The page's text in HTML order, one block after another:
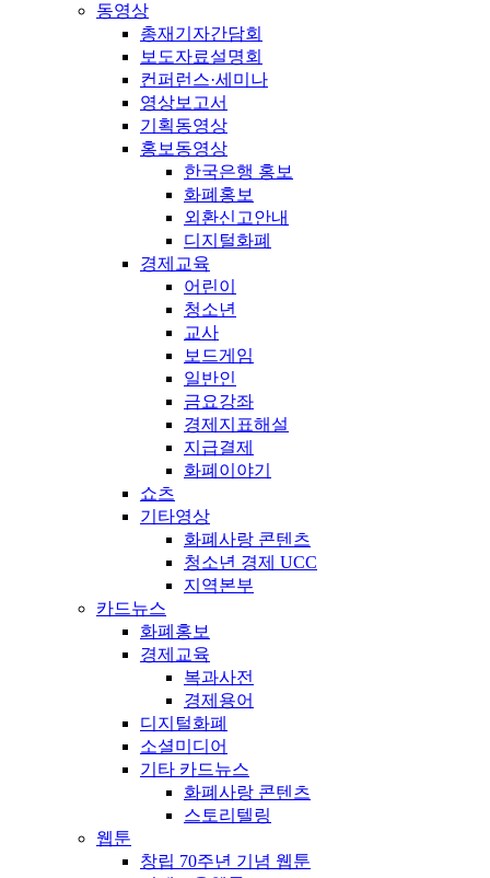
동영상
총재기자간담회
보도자료설명회
컨퍼런스·세미나
영상보고서
기획동영상
홍보동영상
한국은행 홍보
화폐홍보
외환신고안내
디지털화폐
경제교육
어린이
청소년
교사
보드게임
일반인
금요강좌
경제지표해설
지급결제
화폐이야기
쇼츠
기타영상
화폐사랑 콘텐츠
청소년 경제 UCC
지역본부
카드뉴스
화폐홍보
경제교육
복과사전
경제용어
디지털화폐
소셜미디어
기타 카드뉴스
화폐사랑 콘텐츠
스토리텔링
웹툰
창립 70주년 기념 웹툰